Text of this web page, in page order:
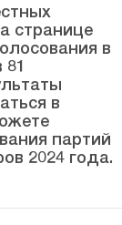
странице
в
в
партий
2024 года.